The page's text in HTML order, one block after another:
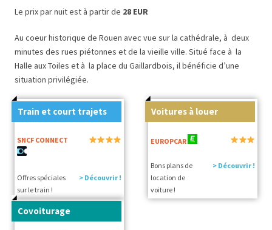
Le prix par nuit est à partir de 28 EUR
Au coeur historique de Rouen avec vue sur la cathédrale, à deux
minutes des rues piétonnes et de la vieille ville. Situé face à la
Halle aux Toiles et à la place du Gaillardbois, il bénéficie d’une
situation privilégiée.
Train et court trajets
SNCF CONNECT
Offres spéciales
sur le train !
> Découvrir !
Voitures à louer
EUROPCAR
Bons plans de
location de
voiture !
> Découvrir !
Covoiturage